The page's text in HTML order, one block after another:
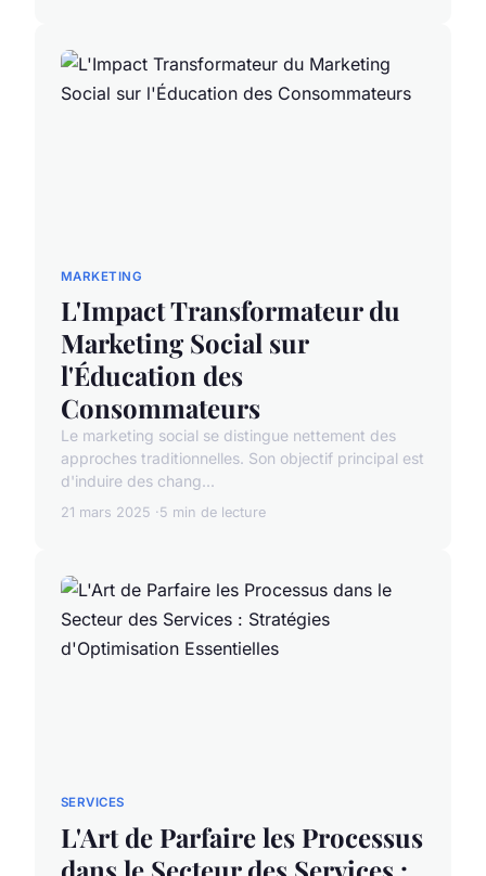
MARKETING
L'Impact Transformateur du
Marketing Social sur
l'Éducation des
Consommateurs
Le marketing social se distingue nettement des
approches traditionnelles. Son objectif principal est
d'induire des chang...
21 mars 2025 5 min de lecture
SERVICES
L'Art de Parfaire les Processus
dans le Secteur des Services :